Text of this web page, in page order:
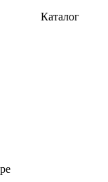
Каталог